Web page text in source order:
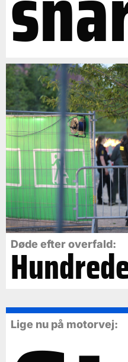
Døde efter overfald:
Lige nu på motorvej: